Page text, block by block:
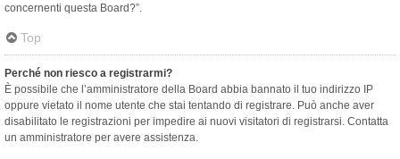
concernenti questa Board?”.
Top
Perché non riesco a registrarmi?
È possibile che l’amministratore della Board abbia bannato il tuo indirizzo IP
oppure vietato il nome utente che stai tentando di registrare. Può anche aver
disabilitato le registrazioni per impedire ai nuovi visitatori di registrarsi. Contatta
un amministratore per avere assistenza.